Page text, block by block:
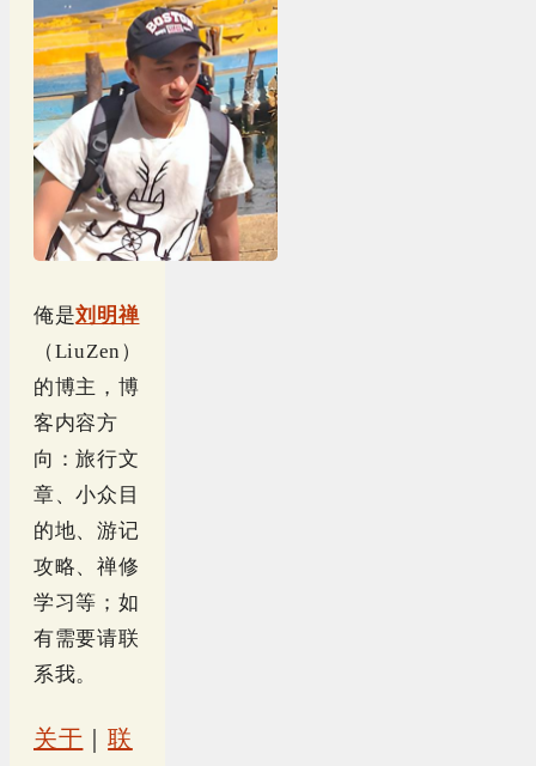
俺是刘明禅
（LiuZen）
的博主，博
客内容方
向：旅行文
章、小众目
的地、游记
攻略、禅修
学习等；如
有需要请联
系我。
关于 ｜联